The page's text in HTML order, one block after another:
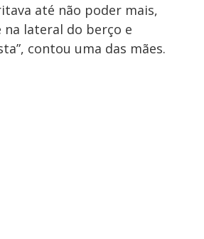
até não poder mais,
na lateral do berço e
contou uma das mães.